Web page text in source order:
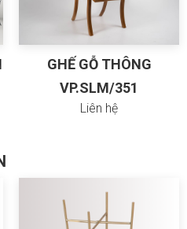
GHẾ GỖ THÔNG
VP.SLM/351
Liên hệ